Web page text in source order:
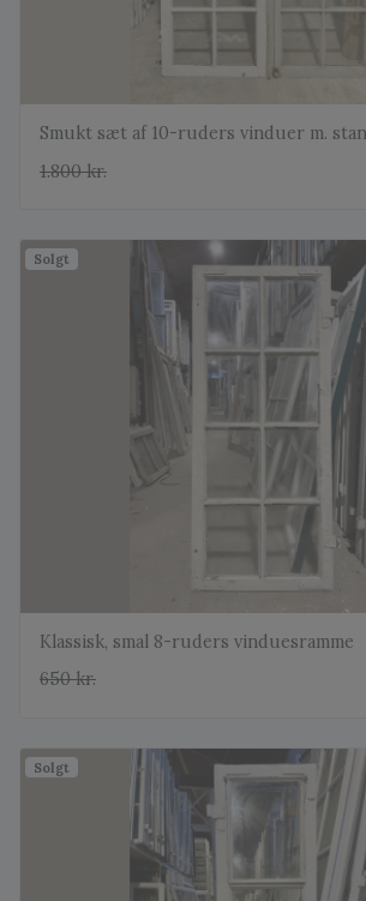
Smukt sæt af 10-ruders vinduer m.
1.800 kr.
Solgt
Klassisk, smal 8-ruders vinduesramme
650 kr.
Solgt